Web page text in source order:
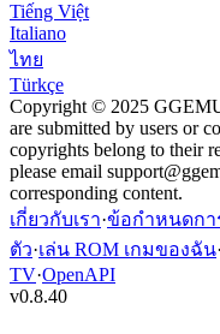
Tiếng Việt
Italiano
ไทย
Türkçe
Copyright © 2025
are submitted by users or
copyrights belong to their
please email
corresponding content.
เกี่ยวกับเรา·ข้อกำหนดกา
ตัว·เล่น ROM เกมของฉัน·
TV·OpenAPI
v0.8.40